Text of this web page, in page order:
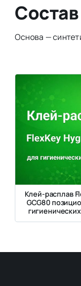
Состав
Основа —
Клей-расплав
GCG80
135–150